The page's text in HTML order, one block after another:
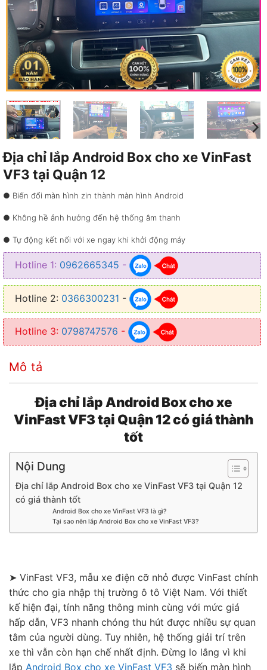
Địa chỉ lắp Android Box cho xe VinFast
VF3 tại Quận 12
● Biến đổi màn hình zin thành màn hình Android
● Không hề ảnh hưởng đến hệ thống âm thanh
● Tự động kết nối với xe ngay khi khởi động máy
● Kết nối Internet 4G và truy cập kho ứng dụng đa dạng
● Sử dụng linh hoạt trên cả 2 hệ điều hành
● Điều khiển bằng giọng nói thông qua nút bấm trên vô lăng
Hotline 1: 0962665345 -
Hotline 2: 0366300231 -
Hotline 3: 0798747576 -
Mô tả
Địa chỉ lắp Android Box cho xe
VinFast VF3 tại Quận 12 có giá thành
tốt
Nội Dung
Địa chỉ lắp Android Box cho xe VinFast VF3 tại Quận 12
có giá thành tốt
Android Box cho xe VinFast VF3 là gì?
Tại sao nên lắp Android Box cho xe VinFast VF3?
➤ VinFast VF3, mẫu xe điện cỡ nhỏ được VinFast chính
thức cho gia nhập thị trường ô tô Việt Nam. Với thiết
kế hiện đại, tính năng thông minh cùng với mức giá
hấp dẫn, VF3 nhanh chóng thu hút được nhiều sự quan
tâm của người dùng. Tuy nhiên, hệ thống giải trí trên
xe thì vẫn còn hạn chế nhất định. Đừng lo lắng vì khi
lắp Android Box cho xe VinFast VF3 sẽ biến màn hình